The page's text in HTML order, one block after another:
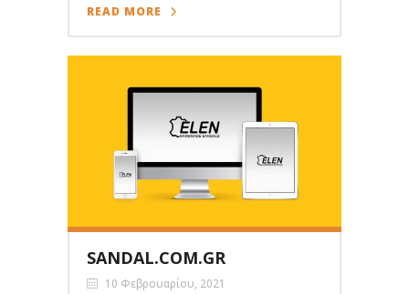
READ MORE
SANDAL.COM.GR
10 Φεβρουαρίου, 2021